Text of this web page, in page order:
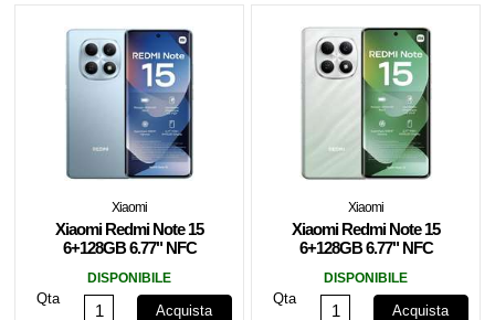
Xiaomi
Xiaomi Redmi Note 15
6+128GB 6.77" NFC
DISPONIBILE
Qta
Acquista
Xiaomi
Xiaomi Redmi Note 15
6+128GB 6.77" NFC
DISPONIBILE
Qta
Acquista